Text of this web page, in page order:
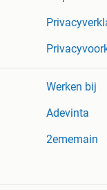
Werken bij
Adevinta
2ememain